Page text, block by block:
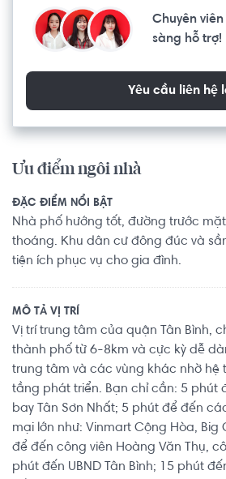
Chuyên
sàng hỗ trợ!
Yêu cầu liên hệ
Ưu điểm ngôi nhà
ĐẶC ĐIỂM NỔI BẬT
Nhà phố hướng tốt, đường trước
thoáng. Khu dân cư đông đúc và
tiện ích phục vụ cho gia đình.
MÔ TẢ VỊ TRÍ
Vị trí trung tâm của quận Tân Bình,
thành phố từ 6-8km và cực kỳ dễ
trung tâm và các vùng khác nhờ hệ
tầng phát triển. Bạn chỉ cần: 5 phút
bay Tân Sơn Nhất; 5 phút để đến
mại lớn như: Vinmart Cộng Hòa, Big
để đến công viên Hoàng Văn Thụ,
phút đến UBND Tân Bình; 15 phút